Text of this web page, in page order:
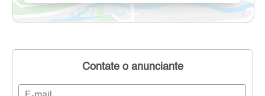
Contate o anunciante